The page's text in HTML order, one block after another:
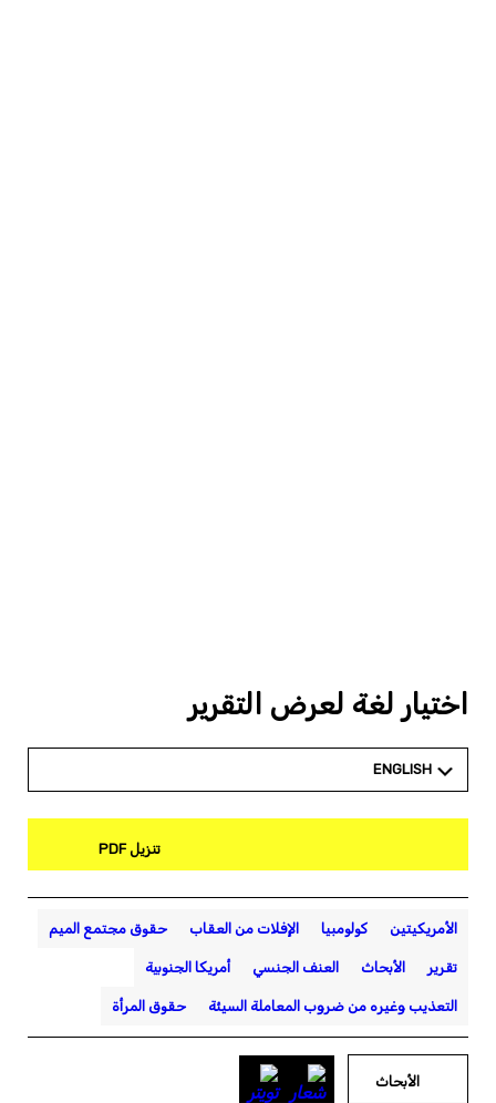
اختيار لغة لعرض التقرير
ENGLISH
تنزيل PDF
الأمريكيتين كولومبيا الإفلات من العقاب حقوق مجتمع الميم
تقرير الأبحاث العنف الجنسي أمريكا الجنوبية
التعذيب وغيره من ضروب المعاملة السيئة حقوق المرأة
الأبحاث